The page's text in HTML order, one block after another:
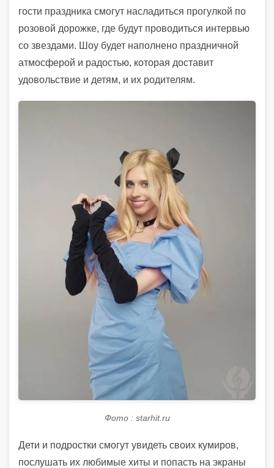
гости праздника смогут насладиться прогулкой по
розовой дорожке, где будут проводиться интервью
со звездами. Шоу будет наполнено праздничной
атмосферой и радостью, которая доставит
удовольствие и детям, и их родителям.
Фото : starhit.ru
Дети и подростки смогут увидеть своих кумиров,
послушать их любимые хиты и попасть на экраны